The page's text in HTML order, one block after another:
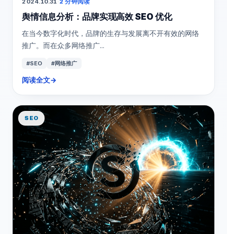
舆情信息分析：品牌实现高效 SEO 优化
在当今数字化时代，品牌的生存与发展离不开有效的网络
推广。而在众多网络推广...
#SEO #网络推广
阅读全文→
SEO